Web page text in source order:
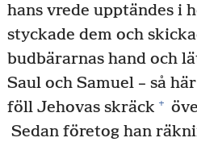
hans vrede upptändes i
styckade dem och
budbärarnas hand och
Saul och Samuel – så
föll Jehovas skräck +
Sedan företog han